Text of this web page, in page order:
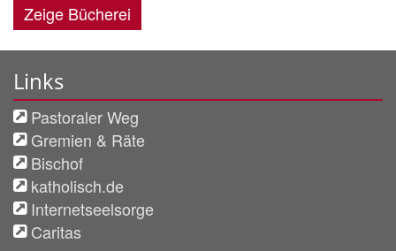
Zeige Bücherei
Links
Pastoraler Weg
Gremien & Räte
Bischof
katholisch.de
Internetseelsorge
Caritas